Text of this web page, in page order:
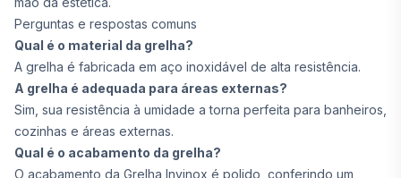
Perguntas e respostas comuns
Qual é o material da grelha?
A grelha é fabricada em aço inoxidável de alta resistência.
A grelha é adequada para áreas externas?
Sim, sua resistência à umidade a torna perfeita para banheiros,
cozinhas e áreas externas.
Qual é o acabamento da grelha?
O acabamento da Grelha Invinox é polido, conferindo um